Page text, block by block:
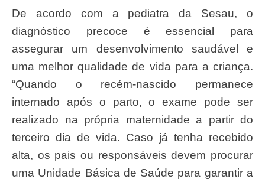
De acordo com a pediatra da Sesau, o
diagnóstico precoce é essencial para
assegurar um desenvolvimento saudável e
uma melhor qualidade de vida para a criança.
“Quando o recém-nascido permanece
internado após o parto, o exame pode ser
realizado na própria maternidade a partir do
terceiro dia de vida. Caso já tenha recebido
alta, os pais ou responsáveis devem procurar
uma Unidade Básica de Saúde para garantir a